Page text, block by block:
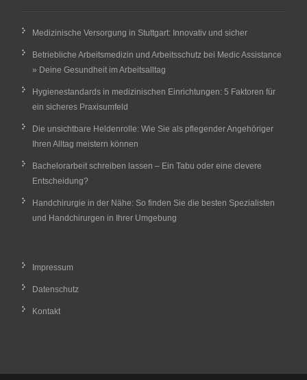
Medizinische Versorgung in Stuttgart: Innovativ und sicher
Betriebliche Arbeitsmedizin und Arbeitsschutz bei Medic Assistance
» Deine Gesundheit im Arbeitsalltag
Hygienestandards in medizinischen Einrichtungen: 5 Faktoren für
ein sicheres Praxisumfeld
Die unsichtbare Heldenrolle: Wie Sie als pflegender Angehöriger
Ihren Alltag meistern können
Bachelorarbeit schreiben lassen – Ein Tabu oder eine clevere
Entscheidung?
Handchirurgie in der Nähe: So finden Sie die besten Spezialisten
und Handchirurgen in Ihrer Umgebung
Impressum
Datenschutz
Kontakt